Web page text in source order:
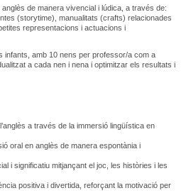
anglès de manera vivencial i lúdica, a través de:
(storytime), manualitats (crafts) relacionades
representacions i actuacions i
infants, amb 10 nens per professor/a com a
a cada nen i nena i optimitzar els resultats i
a través de la immersió lingüística en
oral en anglès de manera espontània i
i significatiu mitjançant el joc, les històries i les
positiva i divertida, reforçant la motivació per